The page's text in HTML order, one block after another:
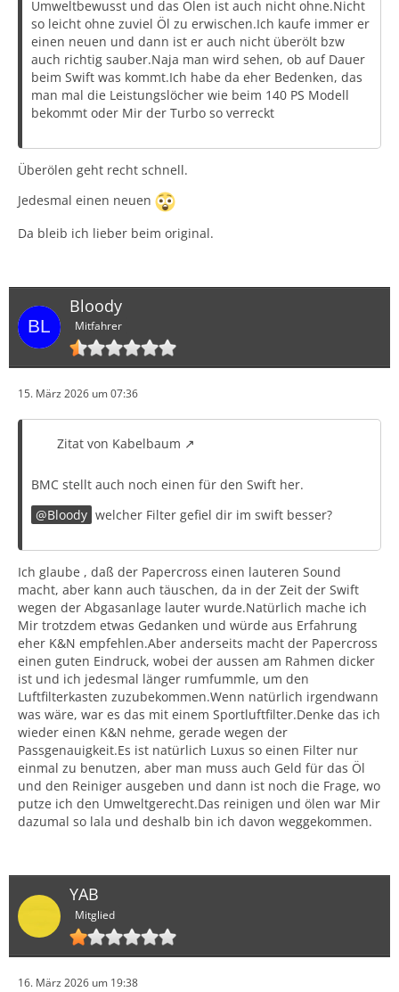
Umweltbewusst und das Ölen ist auch nicht ohne.Nicht
so leicht ohne zuviel Öl zu erwischen.Ich kaufe immer er
einen neuen und dann ist er auch nicht überölt bzw
auch richtig sauber.Naja man wird sehen, ob auf Dauer
beim Swift was kommt.Ich habe da eher Bedenken, das
man mal die Leistungslöcher wie beim 140 PS Modell
bekommt oder Mir der Turbo so verreckt
Überölen geht recht schnell.
Jedesmal einen neuen
Da bleib ich lieber beim original.
Bloody
Mitfahrer
15. März 2026 um 07:36
Zitat von Kabelbaum
BMC stellt auch noch einen für den Swift her.
Bloody welcher Filter gefiel dir im swift besser?
Ich glaube , daß der Papercross einen lauteren Sound
macht, aber kann auch täuschen, da in der Zeit der Swift
wegen der Abgasanlage lauter wurde.Natürlich mache ich
Mir trotzdem etwas Gedanken und würde aus Erfahrung
eher K&N empfehlen.Aber anderseits macht der Papercross
einen guten Eindruck, wobei der aussen am Rahmen dicker
ist und ich jedesmal länger rumfummle, um den
Luftfilterkasten zuzubekommen.Wenn natürlich irgendwann
was wäre, war es das mit einem Sportluftfilter.Denke das ich
wieder einen K&N nehme, gerade wegen der
Passgenauigkeit.Es ist natürlich Luxus so einen Filter nur
einmal zu benutzen, aber man muss auch Geld für das Öl
und den Reiniger ausgeben und dann ist noch die Frage, wo
putze ich den Umweltgerecht.Das reinigen und ölen war Mir
dazumal so lala und deshalb bin ich davon weggekommen.
YAB
Mitglied
16. März 2026 um 19:38